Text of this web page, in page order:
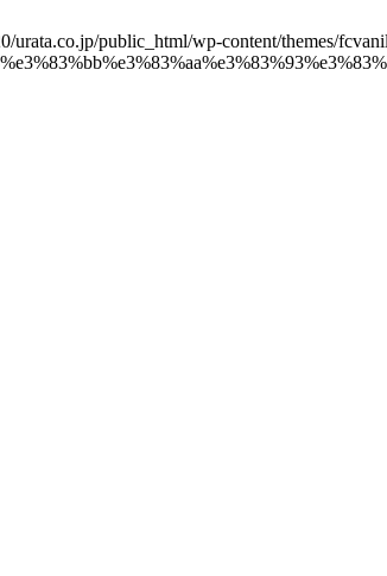
urata.co.jp/public_html/wp-content/themes/